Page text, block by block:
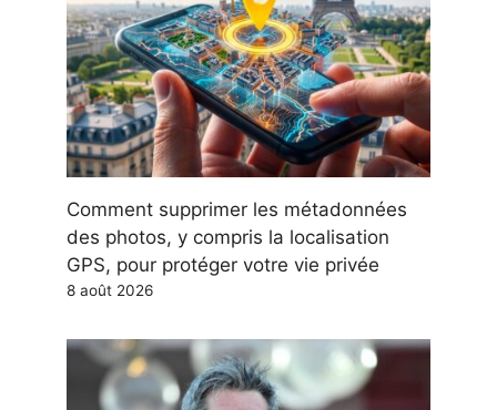
Comment supprimer les métadonnées
des photos, y compris la localisation
GPS, pour protéger votre vie privée
8 août 2026